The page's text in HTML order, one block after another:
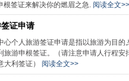
根签证来解决你的燃眉之急. 阅读全文>>
证申请
心个人旅游签证申请是指以旅游为目
旅游申根签证。（请注意申请人行程
大利签证）
阅读全文>>